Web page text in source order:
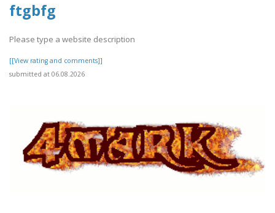
ftgbfg
Please type a website description
[[View rating and comments]]
submitted at 06.08.2026